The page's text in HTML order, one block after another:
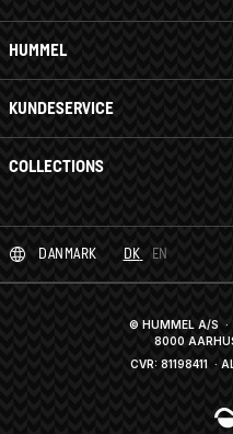
HUMMEL
KUNDESERVICE
COLLECTIONS
DANMARK DK EN
© HUMMEL A/S ·
8000
CVR: 81198411·